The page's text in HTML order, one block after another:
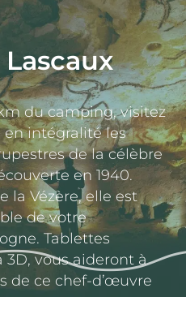
du camping, visitez
en intégralité les
de la célèbre
en 1940.
la Vézère, elle est
de votre
Tablettes
vous aideront à
de ce chef-d’œuvre